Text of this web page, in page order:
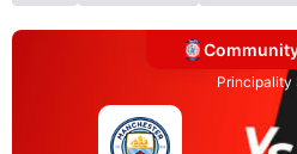
Principality